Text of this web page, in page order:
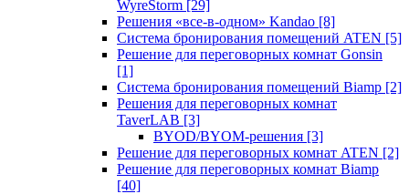
WyreStorm [29]
Решения «все-в-одном» Kandao [8]
Система бронирования помещений ATEN [5]
Решение для переговорных комнат Gonsin
[1]
Система бронирования помещений Biamp [2]
Решения для переговорных комнат
TaverLAB [3]
BYOD/BYOM-решения [3]
Решение для переговорных комнат ATEN [2]
Решение для переговорных комнат Biamp
[40]